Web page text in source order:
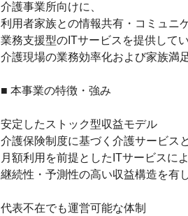
介護事業所向けに、
利用者家族との情報共有・コミュニ
業務支援型のITサービスを提供してい
介護現場の業務効率化および家族満
■ 本事業の特徴・強み
安定したストック型収益モデル
介護保険制度に基づく介護サービスと
月額利用を前提としたITサービスによ
継続性・予測性の高い収益構造を有
代表不在でも運営可能な体制